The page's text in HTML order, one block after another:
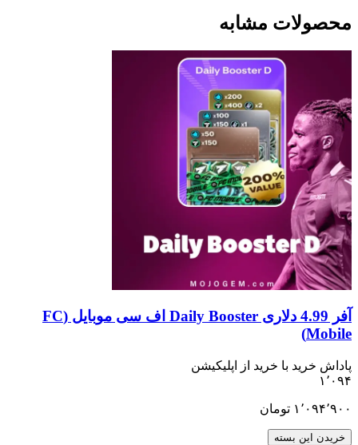
محصولات مشابه
آفر 4.99 دلاری Daily Booster اف سی موبایل (FC
Mobile)
پاداش خرید با خرید از اپلیکیشن
۱٬۰۹۴
۱٬۰۹۴٬۹۰۰ تومان
خریدن این بسته